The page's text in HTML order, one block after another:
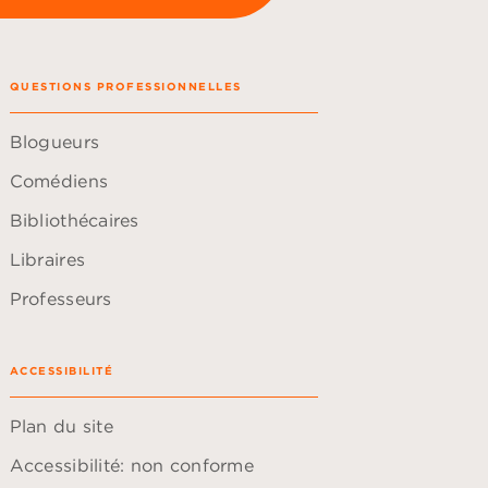
QUESTIONS PROFESSIONNELLES
Blogueurs
Comédiens
Bibliothécaires
Libraires
Professeurs
ACCESSIBILITÉ
Plan du site
Accessibilité: non conforme